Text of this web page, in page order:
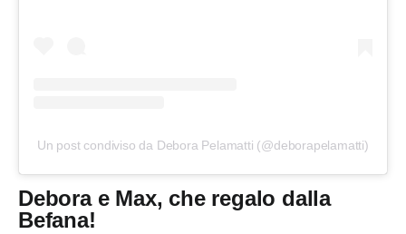
Un post condiviso da Debora Pelamatti (@deborapelamatti)
Debora e Max, che regalo dalla
Befana!